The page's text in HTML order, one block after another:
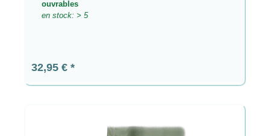
ouvrables
en stock: > 5
Prix régulier :
32,95 €